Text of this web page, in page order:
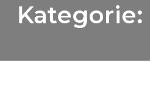
Kategorie: